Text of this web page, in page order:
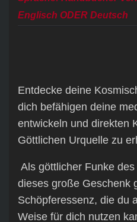
Englisch ODER Deutsch
Entdecke deine
dich befähigen deine
entwickeln und direkten
Göttlichen Urquelle zu
Als göttlicher Funke
dieses große Geschenk
Schöpferessenz, die du
Weise für dich nutzen